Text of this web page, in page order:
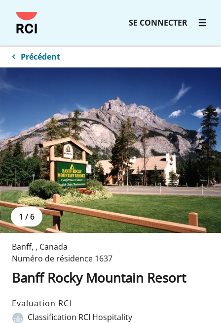
SE CONNECTER
Précédent
1 /6
Banff, , Canada
Numéro de résidence 1637
Banff Rocky Mountain Resort
Evaluation RCI
Classification RCI Hospitality